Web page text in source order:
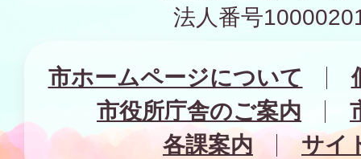
法人番号
市ホームページについて
市役所庁舎のご案内
各課案内
サイ